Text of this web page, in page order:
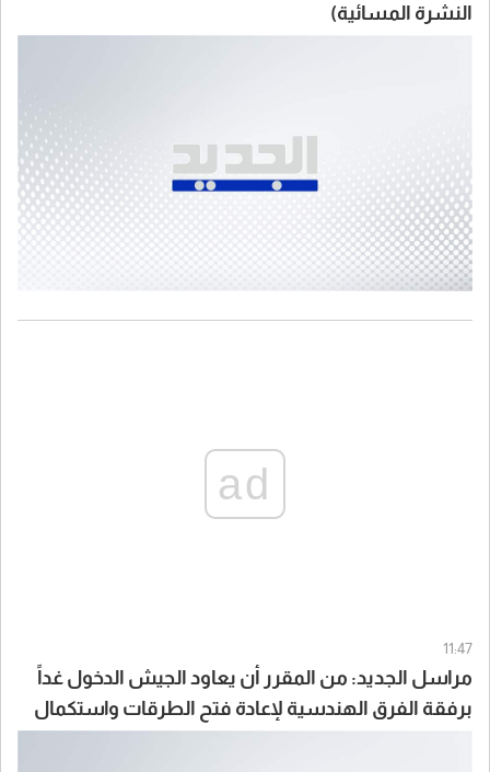
النشرة المسائية)
ad
11:47
مراسل الجديد: من المقرر أن يعاود الجيش الدخول غداً
برفقة الفرق الهندسية لإعادة فتح الطرقات واستكمال